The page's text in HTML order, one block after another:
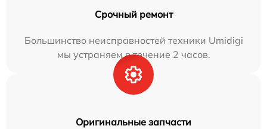
Срочный ремонт
Большинство неисправностей техники Umidigi
мы устраняем в течение 2 часов.
Оригинальные запчасти